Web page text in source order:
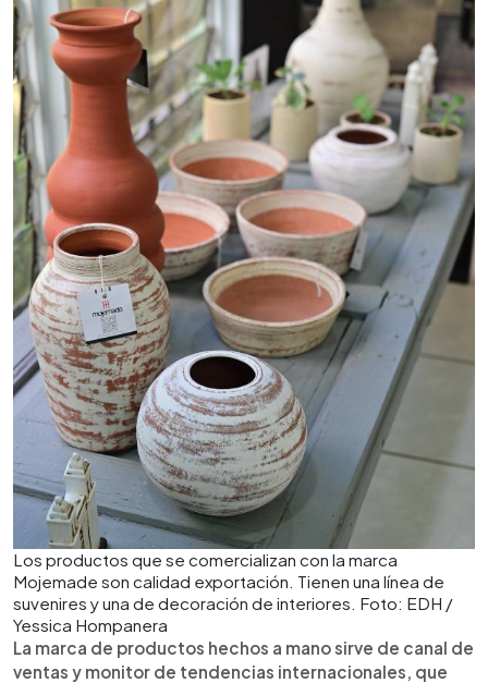
Los productos que se comercializan con la marca
Mojemade son calidad exportación. Tienen una línea de
suvenires y una de decoración de interiores. Foto: EDH /
Yessica Hompanera
La marca de productos hechos a mano sirve de canal de
ventas y monitor de tendencias internacionales, que